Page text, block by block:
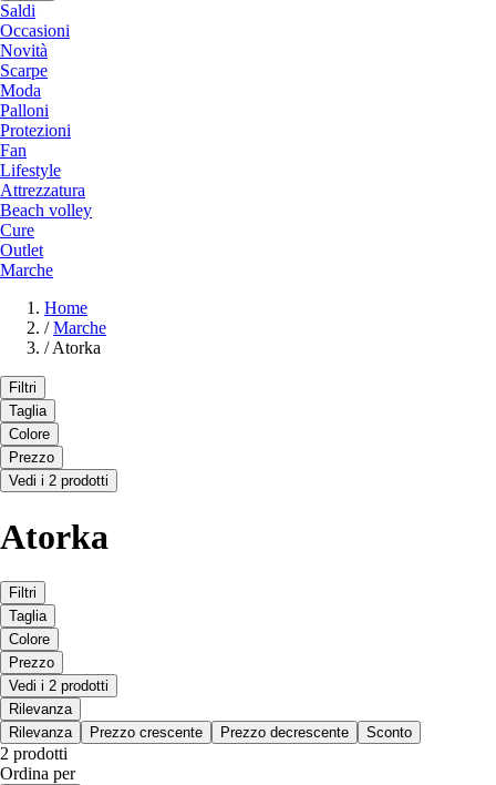
Saldi
Occasioni
Novità
Scarpe
Moda
Palloni
Protezioni
Fan
Lifestyle
Attrezzatura
Beach volley
Cure
Outlet
Marche
Home
/ Marche
/Atorka
Filtri
Taglia
Colore
Prezzo
Vedi i 2 prodotti
Atorka
Filtri
Taglia
Colore
Prezzo
Vedi i 2 prodotti
Rilevanza
Rilevanza
Prezzo crescente Prezzo decrescente Sconto
2 prodotti
Ordina per